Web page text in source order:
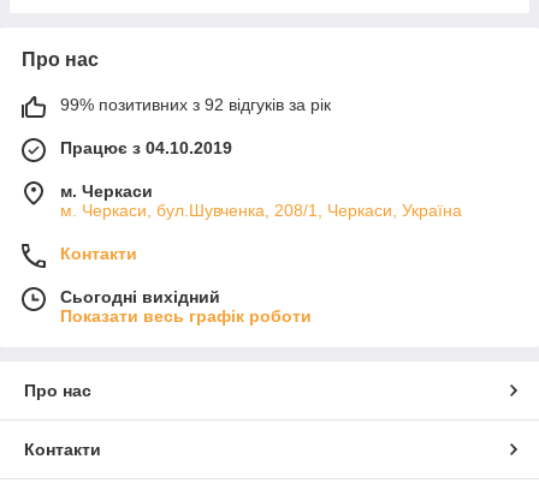
Про нас
99% позитивних з 92 відгуків за рік
Працює з 04.10.2019
м. Черкаси
м. Черкаси, бул.Шувченка, 208/1, Черкаси, Україна
Контакти
Сьогодні вихідний
Показати весь графік роботи
Про нас
Контакти